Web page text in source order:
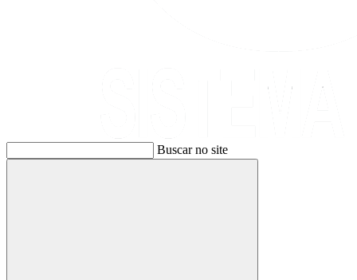
Buscar no site